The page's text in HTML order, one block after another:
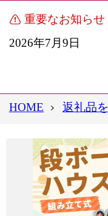
重要なお知らせ
2026年7月9日
HOME 返礼品